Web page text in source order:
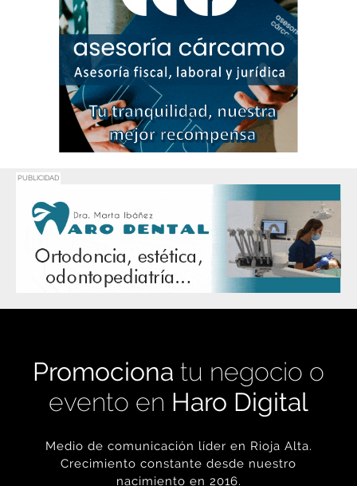
PUBLICIDAD
Promociona tu negocio o
evento en Haro Digital
Medio de comunicación líder en Rioja Alta.
Crecimiento constante desde nuestro
nacimiento en 2016.